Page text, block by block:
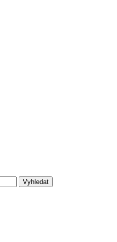
Vyhledat